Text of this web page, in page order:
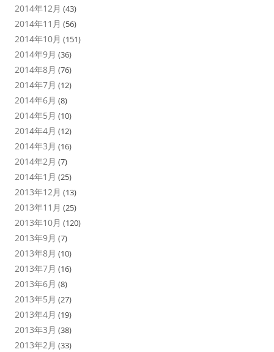
2014年12月 (43)
2014年11月 (56)
2014年10月 (151)
2014年9月 (36)
2014年8月 (76)
2014年7月 (12)
2014年6月 (8)
2014年5月 (10)
2014年4月 (12)
2014年3月 (16)
2014年2月 (7)
2014年1月 (25)
2013年12月 (13)
2013年11月 (25)
2013年10月 (120)
2013年9月 (7)
2013年8月 (10)
2013年7月 (16)
2013年6月 (8)
2013年5月 (27)
2013年4月 (19)
2013年3月 (38)
2013年2月 (33)